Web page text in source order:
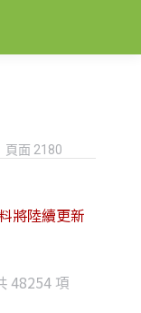
頁面 2180
48254 項
將陸續更新